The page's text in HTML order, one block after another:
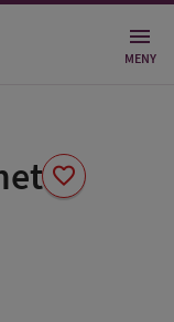
MENY
favorite